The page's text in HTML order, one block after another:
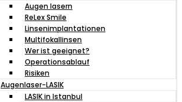
Augen lasern
ReLex Smile
Linsenimplantationen
Multifokallinsen
Wer ist geeignet?
Operationsablauf
Risiken
Augenlaser-LASIK
LASIK in Istanbul